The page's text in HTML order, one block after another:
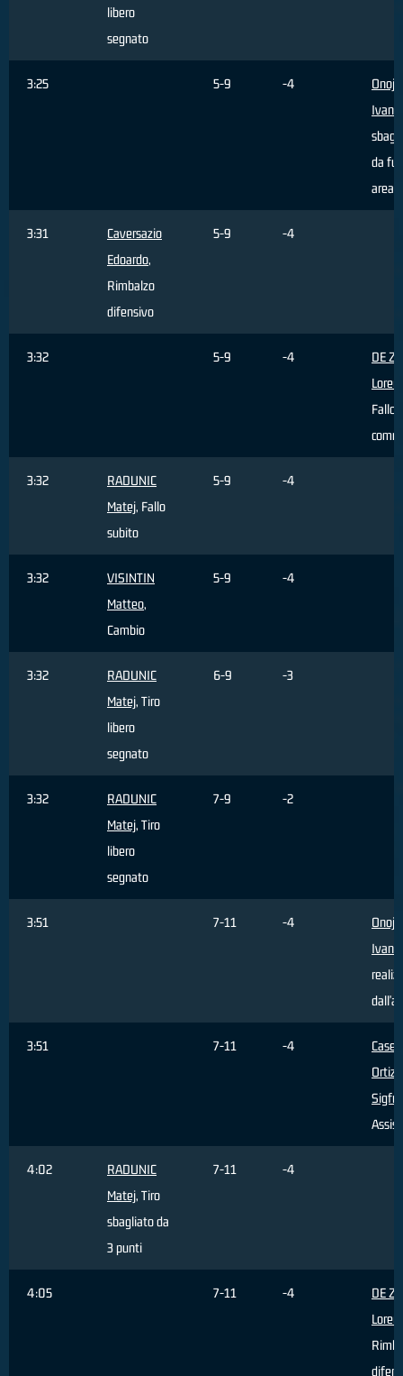
libero
segnato
3:25 5-9 -4
Ivan
da
area
3:31
Caversazio
Edoardo,
Rimbalzo
difensivo
5-9 -4
3:32 5-9 -4
DE
Fallo
3:32
RADUNIC
Matej, Fallo
subito
5-9 -4
3:32
VISINTIN
Matteo,
Cambio
5-9 -4
3:32
RADUNIC
Matej, Tiro
libero
segnato
6-9 -3
3:32
RADUNIC
Matej, Tiro
libero
segnato
7-9 -2
3:51 7-11 -4
Ivan
3:51 7-11 -4
Ortiz
Assist
4:02
RADUNIC
Matej, Tiro
sbagliato da
3 punti
7-11 -4
4:05 7-11 -4
DE